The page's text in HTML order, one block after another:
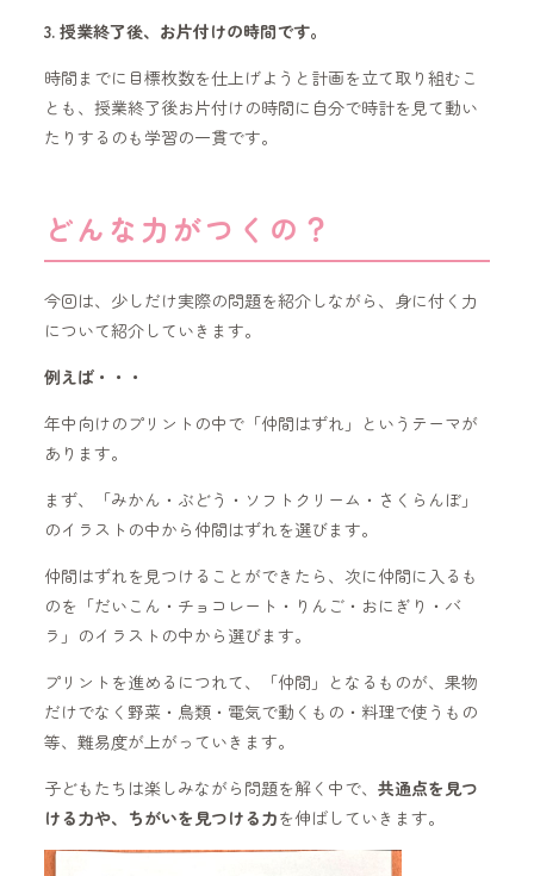
3. 授業終了後、お片付けの時間です。
時間までに目標枚数を仕上げようと計画を立て取り組むこ
とも、授業終了後お片付けの時間に自分で時計を見て動い
たりするのも学習の一貫です。
どんな力がつくの？
今回は、少しだけ実際の問題を紹介しながら、身に付く力
について紹介していきます。
例えば・・・
年中向けのプリントの中で「仲間はずれ」というテーマが
あります。
まず、「みかん・ぶどう・ソフトクリーム・さくらんぼ」
のイラストの中から仲間はずれを選びます。
仲間はずれを見つけることができたら、次に仲間に入るも
のを「だいこん・チョコレート・りんご・おにぎり・バ
ラ」のイラストの中から選びます。
プリントを進めるにつれて、「仲間」となるものが、果物
だけでなく野菜・鳥類・電気で動くもの・料理で使うもの
等、難易度が上がっていきます。
子どもたちは楽しみながら問題を解く中で、 共通点を見つ
ける力や、ちがいを見つける力を伸ばしていきます。